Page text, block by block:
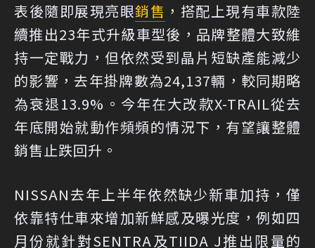
表後隨即展現亮眼銷售 ，搭配上現有車款陸
續推出23年式升級車型後，品牌整體大致維
持一定戰力，但依然受到晶片短缺產能減少
的影響，去年掛牌數為24,137輛，較同期略
為衰退13.9%。今年在大改款X-TRAIL從去
年底開始就動作頻頻的情況下，有望讓整體
銷售止跌回升。
NISSAN去年上半年依然缺少新車加持，僅
依靠特仕車來增加新鮮感及曝光度，例如四
月份就針對SENTRA及TIIDA J推出限量的